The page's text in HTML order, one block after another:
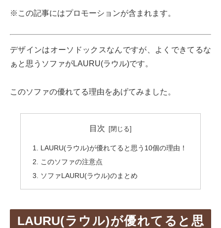
※この記事にはプロモーションが含まれます。
デザインはオーソドックスなんですが、よくできてるな
ぁと思うソファがLAURU(ラウル)です。
このソファの優れてる理由をあげてみました。
目次
LAURU(ラウル)が優れてると思う10個の理由！
このソファの注意点
ソファLAURU(ラウル)のまとめ
LAURU(ラウル)が優れてると思